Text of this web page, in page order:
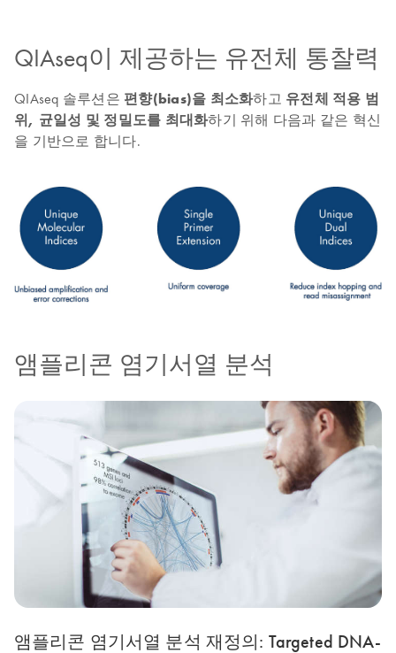
QIAseq이 제공하는 유전체 통찰력
QIAseq 솔루션은 편향(bias)을 최소화하고 유전체 적용 범
위, 균일성 및 정밀도를 최대화하기 위해 다음과 같은 혁신
을 기반으로 합니다.
앰플리콘 염기서열 분석
앰플리콘 염기서열 분석 재정의: Targeted DNA-